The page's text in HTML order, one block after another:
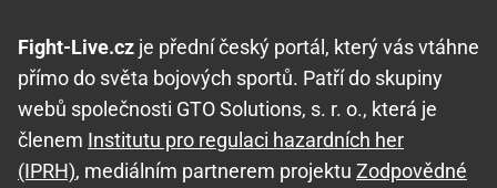
Fight-Live.cz je přední český portál, který vás vtáhne
přímo do světa bojových sportů. Patří do skupiny
webů společnosti GTO Solutions, s. r. o., která je
členem Institutu pro regulaci hazardních her
(IPRH), mediálním partnerem projektu Zodpovědné